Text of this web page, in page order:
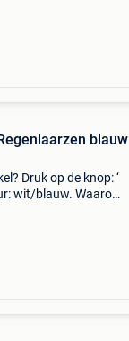
blauw
Druk op de knop: ‘
wit/blauw. Waarom